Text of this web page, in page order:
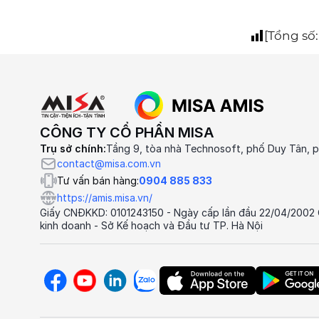
[Tổng
CÔNG TY CỔ PHẦN MISA
Trụ sở chính:Tầng 9, tòa nhà Technosoft, phố Duy Tân,
contact@misa.com.vn
Tư vấn bán hàng:0904 885 833
https://amis.misa.vn/
Giấy CNĐKKD: 0101243150 - Ngày cấp lần đầu 22/04/
kinh doanh - Sở Kế hoạch và Đầu tư TP. Hà Nội